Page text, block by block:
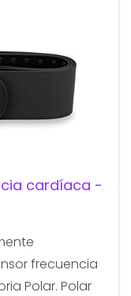
cardíaca -
frecuencia
Polar. Polar